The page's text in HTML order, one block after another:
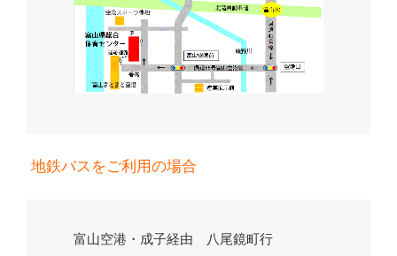
地鉄バスをご利用の場合
富山空港・成子経由 八尾鏡町行